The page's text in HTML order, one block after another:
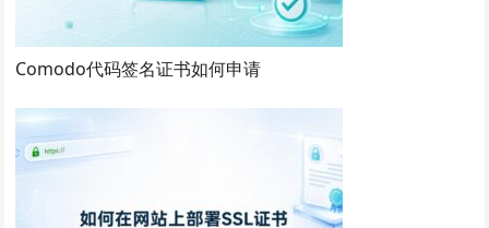
Comodo代码签名证书如何申请